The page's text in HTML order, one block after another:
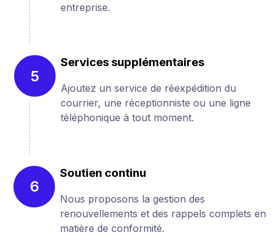
entreprise.
5
Services supplémentaires
Ajoutez un service de réexpédition du
courrier, une réceptionniste ou une ligne
téléphonique à tout moment.
6
Soutien continu
Nous proposons la gestion des
renouvellements et des rappels complets en
matière de conformité.